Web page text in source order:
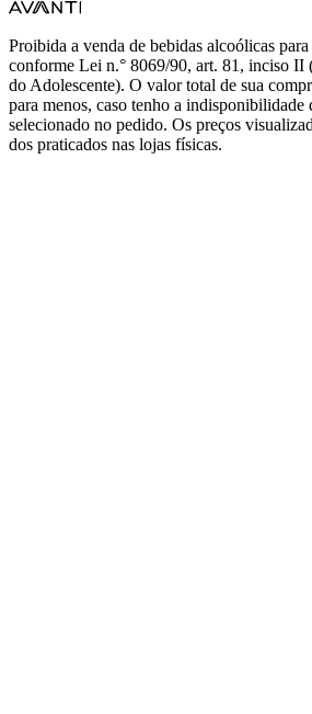
Proibida a venda de bebidas alcoólicas
conforme Lei n.° 8069/90, art. 81, inciso II
do Adolescente). O valor total de sua
para menos, caso tenho a indisponibilidade
selecionado no pedido. Os preços
dos praticados nas lojas físicas.